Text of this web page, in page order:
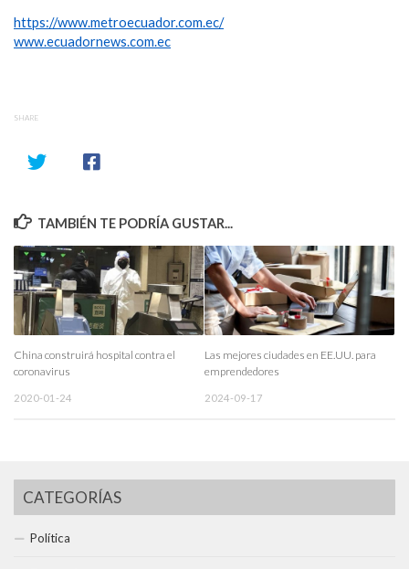
https://www.metroecuador.com.ec/
www.ecuadornews.com.ec
SHARE
TAMBIÉN TE PODRÍA GUSTAR...
China construirá hospital contra el
coronavirus
2020-01-24
Las mejores ciudades en EE.UU. para
emprendedores
2024-09-17
CATEGORÍAS
Política